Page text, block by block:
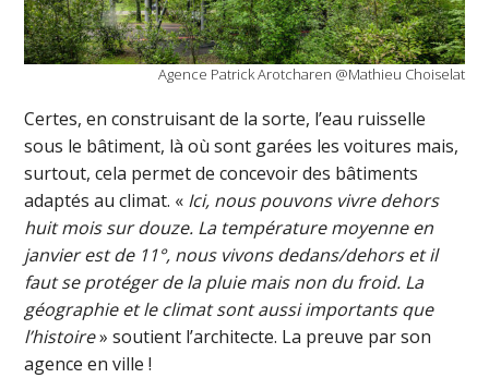
Agence Patrick Arotcharen @Mathieu Choiselat
Certes, en construisant de la sorte, l’eau ruisselle
sous le bâtiment, là où sont garées les voitures mais,
surtout, cela permet de concevoir des bâtiments
adaptés au climat. « Ici, nous pouvons vivre dehors
huit mois sur douze. La température moyenne en
janvier est de 11°, nous vivons dedans/dehors et il
faut se protéger de la pluie mais non du froid. La
géographie et le climat sont aussi importants que
l’histoire» soutient l’architecte. La preuve par son
agence en ville !